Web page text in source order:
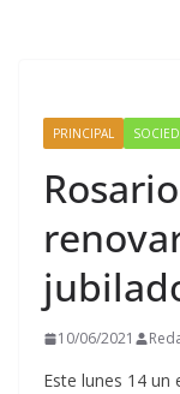
PRINCIPAL
10/06/2021
Este lunes 14 un